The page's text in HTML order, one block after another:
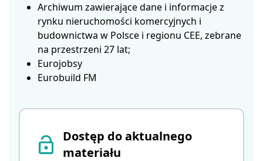
Dostęp do aktualnego
materiału
Archiwum zawierające dane i informacje z
rynku nieruchomości komercyjnych i
budownictwa w Polsce i regionu CEE, zebrane
na przestrzeni 27 lat;
Eurojobsy
Eurobuild FM